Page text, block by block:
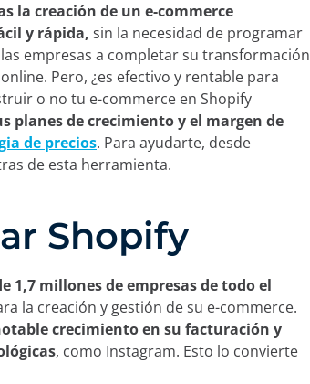
la creación de un e-commerce
y rápida, sin la necesidad de programar
empresas a completar su transformación
Pero, ¿es efectivo y rentable para
o no tu e-commerce en Shopify
planes de crecimiento y el margen de
de precios. Para ayudarte, desde
de esta herramienta.
Shopify
1,7 millones de empresas de todo el
la creación y gestión de su e-commerce.
crecimiento en su facturación y
, como Instagram. Esto lo convierte